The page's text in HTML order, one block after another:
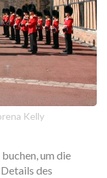
Kelly
um die
des